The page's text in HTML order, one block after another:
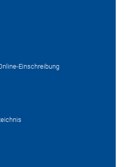
Einschreibung